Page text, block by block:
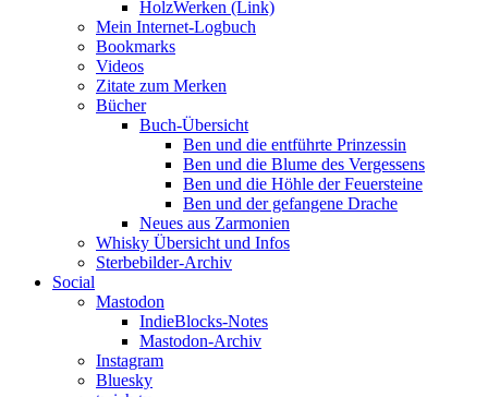
HolzWerken (Link)
Mein Internet-Logbuch
Bookmarks
Videos
Zitate zum Merken
Bücher
Buch-Übersicht
Ben und die entführte Prinzessin
Ben und die Blume des Vergessens
Ben und die Höhle der Feuersteine
Ben und der gefangene Drache
Neues aus Zarmonien
Whisky Übersicht und Infos
Sterbebilder-Archiv
Social
Mastodon
IndieBlocks-Notes
Mastodon-Archiv
Instagram
Bluesky